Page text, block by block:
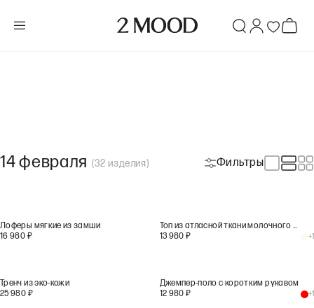
14 февраля (32 изделия) Фильтры
Лоферы мягкие из замши
16 980 ₽
Топ из атласной ткани молочного цвета
13 980 ₽ +1
Тренч из эко-кожи
25 980 ₽
Джемпер-поло с коротким рукавом
12 980 ₽ +1